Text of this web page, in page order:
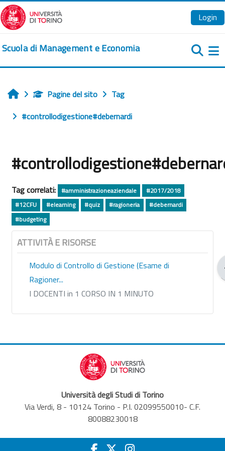
Vai al contenuto principale
Login
Scuola di Management e Economia
HomePagine del sito
Tag
#controllodigestione#debernardi
Tag correlati: #amministrazioneaziendale
#2017/2018
#12CFU
#elearning #quiz #ragioneria
#debernardi
#budgeting
ATTIVITÀ E RISORSE
Modulo di Controllo di Gestione (Esame di
Ragioner...
I DOCENTI in 1 CORSO IN 1 MINUTO
Università degli Studi di Torino
Via Verdi, 8 - 10124 Torino - P.I. 02099550010- C.F.
80088230018